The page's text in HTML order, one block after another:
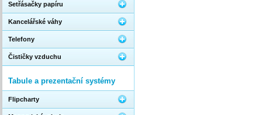
Setřásačky papíru
Kancelářské váhy
Telefony
Čističky vzduchu
Tabule a prezentační systémy
Flipcharty